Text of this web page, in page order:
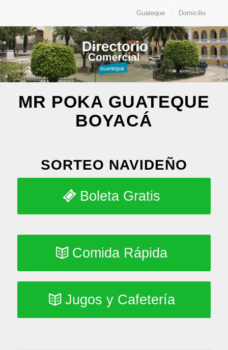
Guateque Domicilio
MR POKA GUATEQUE
BOYACÁ
SORTEO NAVIDEÑO
Boleta Gratis
Comida Rápida
Jugos y Cafetería